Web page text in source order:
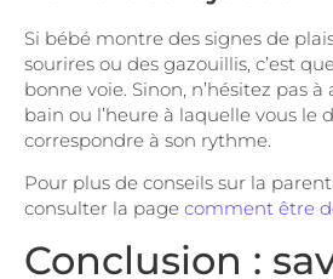
Si bébé montre des signes de
sourires ou des gazouillis, c’est
bonne voie. Sinon, n’hésitez pas
bain ou l’heure à laquelle vous le
correspondre à son rythme.
Pour plus de conseils sur la
consulter la page comment être
Conclusion :